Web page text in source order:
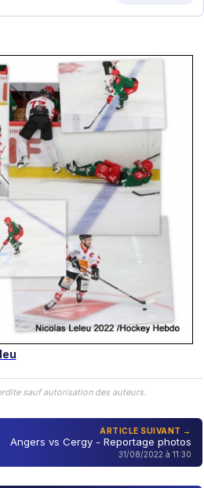
sauf autorisation des auteurs.
ARTICLE SUIVANT →
Angers vs Cergy - Reportage photos
31/08/2022 à 11:30